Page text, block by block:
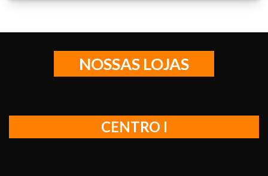
NOSSAS LOJAS
CENTRO I